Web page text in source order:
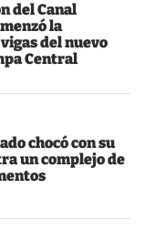
del Canal
la
del nuevo
Central
chocó con su
un complejo de